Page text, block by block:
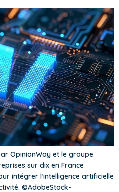
OpinionWay et le groupe
sur dix en France
intégrer l’intelligence artificielle
©AdobeStock-